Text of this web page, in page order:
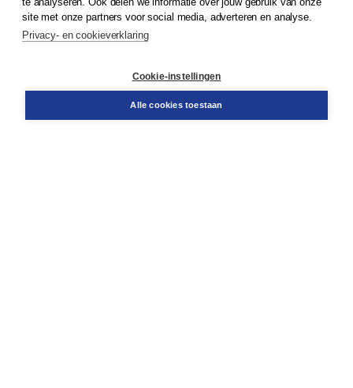
Klantenservice
Service & informatie
Contact
site met onze partners voor social media, adverteren en analyse.
Privacy- en cookieverklaring
Cookie-instellingen
Alle cookies toestaan